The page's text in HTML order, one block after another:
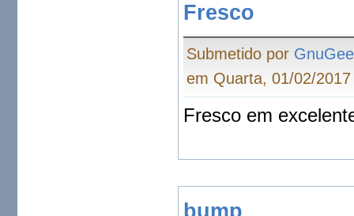
Fresco
Submetido por
em Quarta, 01/02/
Fresco em